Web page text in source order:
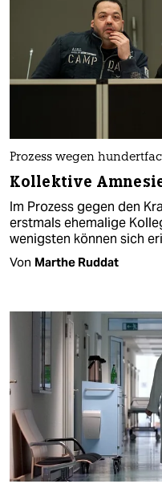
Prozess wegen
Kollektive
Im Prozess gegen den
erstmals ehemalige
wenigsten können sich
Von Marthe Ruddat